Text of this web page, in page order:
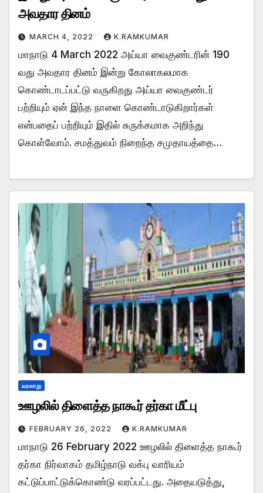
அவதார தினம்
MARCH 4, 2022 K.RAMKUMAR
மாநாடு 4 March 2022 அய்யா வைகுண்டரின் 190
வது அவதார தினம் இன்று கோலாகலமாக
கொண்டாடப்பட்டு வருகிறது அய்யா வைகுண்டர்
பற்றியும் ஏன் இந்த நாளை கொண்டாடுகிறார்கள்
என்பதைப் பற்றியும் இதில் சுருக்கமாக அறிந்து
கொள்வோம். சமத்துவம் நிறைந்த சமுதாயத்தை…
வரலாறு
ஊழலில் திளைத்த நாகூர் தர்கா மீட்பு
FEBRUARY 26, 2022 K.RAMKUMAR
மாநாடு 26 February 2022 ஊழலில் திளைத்த நாகூர்
தர்கா நிர்வாகம் தமிழ்நாடு வக்பு வாரியம்
கட்டுப்பாட்டுக்கொண்டு வரப்பட்டது. அதையடுத்து,